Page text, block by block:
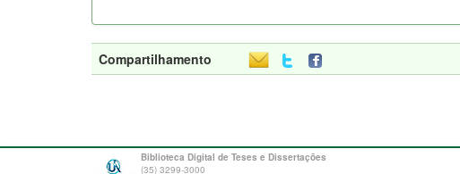
Compartilhamento
Biblioteca Digital de Teses e Dissertações
(35) 3299-3000